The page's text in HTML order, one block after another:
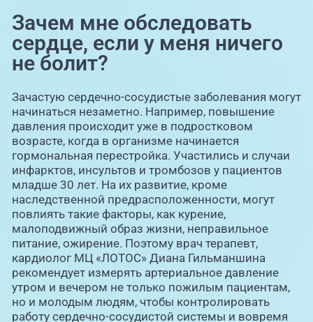
Зачем мне обследовать
сердце, если у меня ничего
не болит?
Зачастую сердечно-сосудистые заболевания могут
начинаться незаметно. Например, повышение
давления происходит уже в подростковом
возрасте, когда в организме начинается
гормональная перестройка. Участились и случаи
инфарктов, инсультов и тромбозов у пациентов
младше 30 лет. На их развитие, кроме
наследственной предрасположенности, могут
повлиять такие факторы, как курение,
малоподвижный образ жизни, неправильное
питание, ожирение. Поэтому врач терапевт,
кардиолог МЦ «ЛОТОС» Диана Гильманшина
рекомендует измерять артериальное давление
утром и вечером не только пожилым пациентам,
но и молодым людям, чтобы контролировать
работу сердечно-сосудистой системы и вовремя